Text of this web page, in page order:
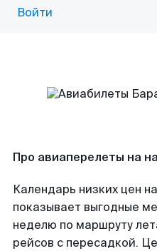
Войти
Про авиаперелеты на
Календарь низких цен
показывает выгодные
неделю по маршруту
рейсов с пересадкой.